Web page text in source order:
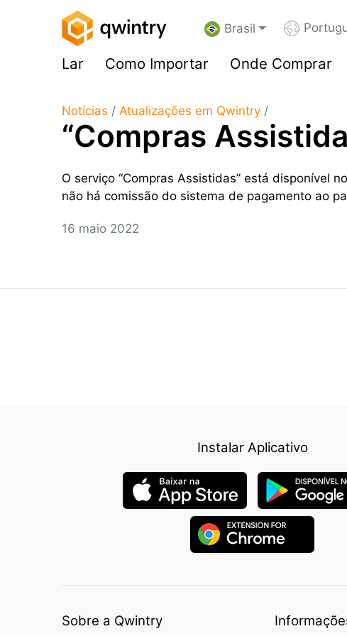
Brasil
Lar Como Importar Onde Comprar
Notícias / Atualizações em Qwintry /
“Compras
O serviço “Compras Assistidas” está disponível
não há comissão do sistema de pagamento ao
16 maio 2022
Instalar Aplicativo
Sobre a Qwintry